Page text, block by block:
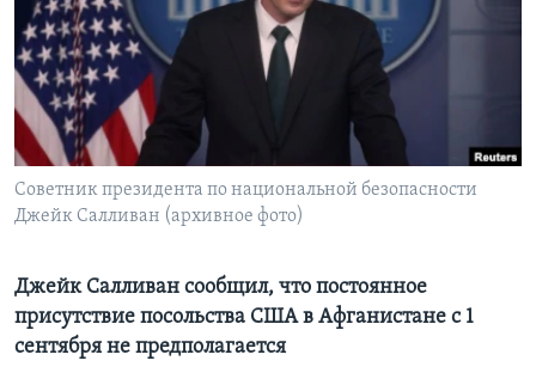
Learning English
СОЦИАЛЬНЫЕ СЕТИ
Языки
Советник президента по национальной безопасности
Джейк Салливан (архивное фото)
Джейк Салливан сообщил, что постоянное
присутствие посольства США в Афганистане с 1
сентября не предполагается